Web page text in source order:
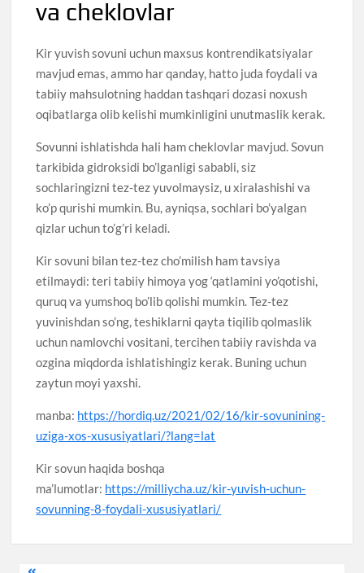
va cheklovlar
Kir yuvish sovuni uchun maxsus kontrendikatsiyalar
mavjud emas, ammo har qanday, hatto juda foydali va
tabiiy mahsulotning haddan tashqari dozasi noxush
oqibatlarga olib kelishi mumkinligini unutmaslik kerak.
Sovunni ishlatishda hali ham cheklovlar mavjud. Sovun
tarkibida gidroksidi bo’lganligi sababli, siz
sochlaringizni tez-tez yuvolmaysiz, u xiralashishi va
ko’p qurishi mumkin. Bu, ayniqsa, sochlari bo’yalgan
qizlar uchun to’g’ri keladi.
Kir sovuni bilan tez-tez cho’milish ham tavsiya
etilmaydi: teri tabiiy himoya yog ‘qatlamini yo’qotishi,
quruq va yumshoq bo’lib qolishi mumkin. Tez-tez
yuvinishdan so’ng, teshiklarni qayta tiqilib qolmaslik
uchun namlovchi vositani, tercihen tabiiy ravishda va
ozgina miqdorda ishlatishingiz kerak. Buning uchun
zaytun moyi yaxshi.
manba: https://hordiq.uz/2021/02/16/kir-sovunining-
uziga-xos-xususiyatlari/?lang=lat
Kir sovun haqida boshqa
ma’lumotlar: https://milliycha.uz/kir-yuvish-uchun-
sovunning-8-foydali-xususiyatlari/